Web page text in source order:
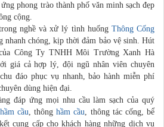
phong trào thành phố văn minh sạch đẹp
cộng.
nghề và xử lý tình huống Thông Cống
nhanh chóng, kịp thời đảm bảo vệ sinh. Hút
Công Ty TNHH Môi Trường Xanh Hà
giá cả hợp lý, đội ngũ nhân viên chuyên
đáo phục vụ nhanh, bảo hành miễn phí
dùng hiện đại.
đáp ứng mọi nhu cầu làm sạch của quý
hầm cầu, thônghầm cầu, thông tác cống, bể
cung cấp cho khách hàng những dịch vụ